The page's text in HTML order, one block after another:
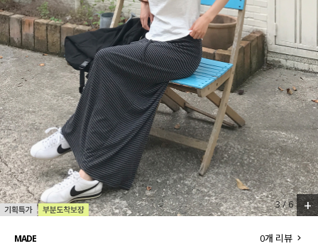
신상 5%
베스트
MADE
세트할인 ~30%
하객룩
살안타템
110사이즈
티셔츠
니트
블라우스
원피스
팬츠
스커트 3/6 +
MADE 0개 리뷰